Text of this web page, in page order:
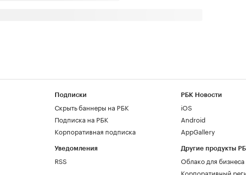
Подписки
Скрыть баннеры на РБК
Подписка на РБК
Корпоративная подписка
Уведомления
RSS
РБК Новости
iOS
Android
AppGallery
Другие продукты
Облако для бизнеса
Корпоративный